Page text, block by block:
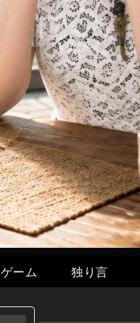
ゲーム 独り言